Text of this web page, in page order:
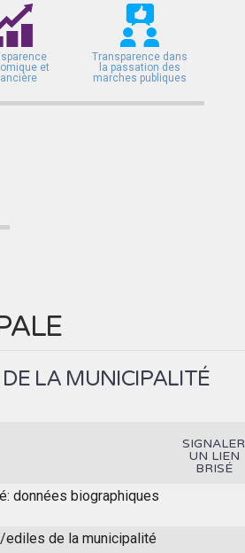
et
Transparence dans
la passation des
marches publiques
LA MUNICIPALITÉ
SIGNALER
UN LIEN
BRISÉ
données biographiques
de la municipalité